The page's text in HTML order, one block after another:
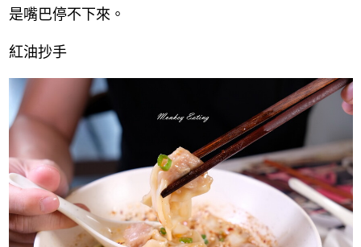
是嘴巴停不下來。
紅油抄手